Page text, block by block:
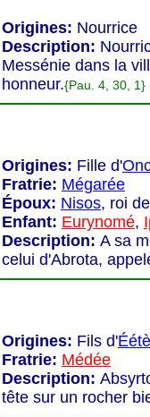
Origines: Nourrice
Description:
Messénie dans la
honneur.{Pau. 4, 30, 1}
Origines: Fille d'
Fratrie: Mégarée
Époux: Nisos, roi
Enfant: Eurynomé,
Description: A sa
celui d'Abrota,
Origines: Fils d'
Fratrie: Médée
Description:
tête sur un rocher